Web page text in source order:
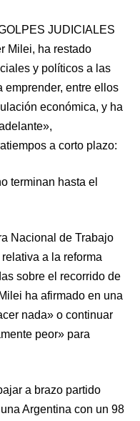
JUDICIALES
Milei, ha restado
y políticos a las
emprender, entre ellos
económica, y ha
a corto plazo:
terminan hasta el
Nacional de Trabajo
a la reforma
sobre el recorrido de
ha afirmado en una
nada» o continuar
peor» para
a brazo partido
Argentina con un 98